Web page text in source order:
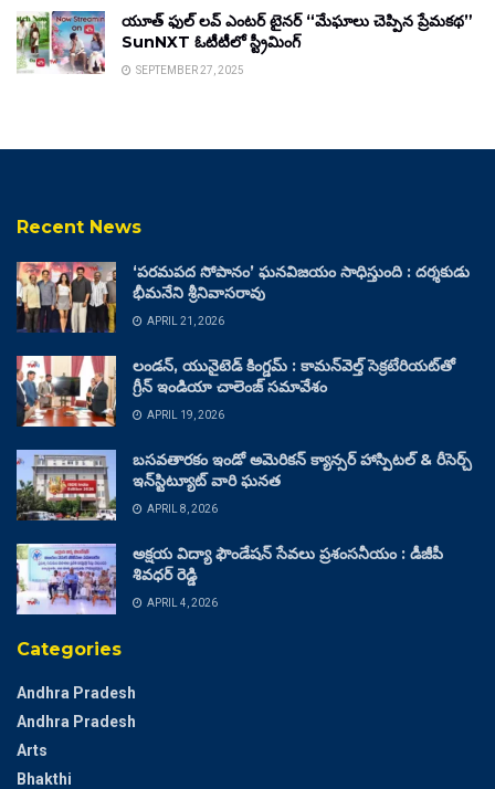
యూత్ ఫుల్ లవ్ ఎంటర్ టైనర్ “మేఘాలు చెప్పిన ప్రేమకథ”
SunNXT ఓటీటీలో స్ట్రీమింగ్
SEPTEMBER 27, 2025
Recent News
‘పరమపద సోపానం’ ఘనవిజయం సాధిస్తుంది : దర్శకుడు
భీమనేని శ్రీనివాసరావు
APRIL 21, 2026
లండన్, యునైటెడ్ కింగ్డమ్ : కామన్‌వెల్త్ సెక్రటేరియట్‌తో
గ్రీన్ ఇండియా చాలెంజ్ సమావేశం
APRIL 19, 2026
బసవతారకం ఇండో అమెరికన్ క్యాన్సర్ హాస్పిటల్ & రీసెర్చ్
ఇన్‌స్టిట్యూట్ వారి ఘనత
APRIL 8, 2026
అక్షయ విద్యా ఫౌండేషన్ సేవలు ప్రశంసనీయం : డీజీపీ
శివధర్ రెడ్డి
APRIL 4, 2026
Categories
Andhra Pradesh
Andhra Pradesh
Arts
Bhakthi